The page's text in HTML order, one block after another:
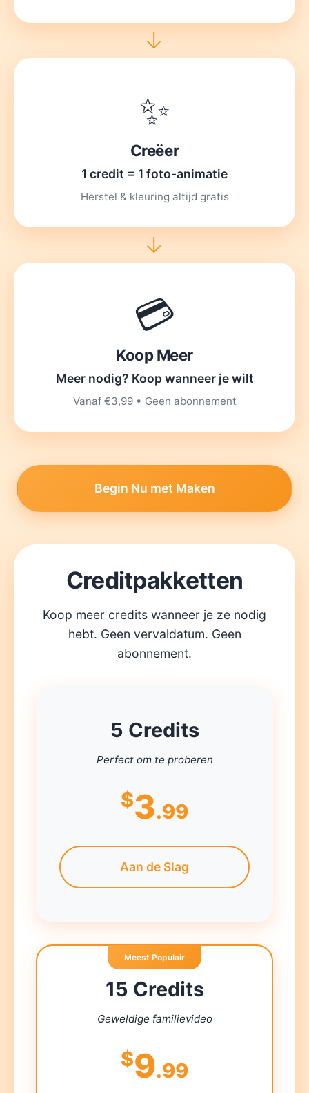
→
✨
Creëer
1 credit = 1 foto-animatie
Herstel & kleuring altijd gratis
→
💳
Koop Meer
Meer nodig? Koop wanneer je wilt
Vanaf €3,99 • Geen abonnement
Begin Nu met Maken
Creditpakketten
Koop meer credits wanneer je ze nodig
hebt. Geen vervaldatum. Geen
abonnement.
5 Credits
Perfect om te proberen
$3.99
Aan de Slag
Meest Populair
15 Credits
Geweldige familievideo
$9.99